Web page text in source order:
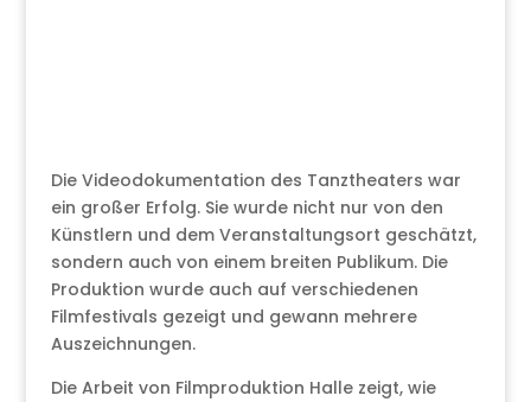
Die Videodokumentation des Tanztheaters war
ein großer Erfolg. Sie wurde nicht nur von den
Künstlern und dem Veranstaltungsort geschätzt,
sondern auch von einem breiten Publikum. Die
Produktion wurde auch auf verschiedenen
Filmfestivals gezeigt und gewann mehrere
Auszeichnungen.
Die Arbeit von Filmproduktion Halle zeigt, wie